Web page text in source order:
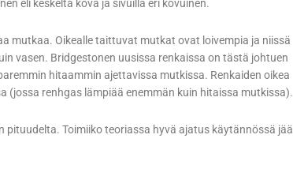
eli keskeltä kova ja sivuilla eri kovuinen.
mutkaa. Oikealle taittuvat mutkat ovat loivempia ja niissä
vasen. Bridgestonen uusissa renkaissa on tästä johtuen
hitaammin ajettavissa mutkissa. Renkaiden oikea
(jossa renhgas lämpiää enemmän kuin hitaissa mutkissa).
Toimiiko teoriassa hyvä ajatus käytännössä jää